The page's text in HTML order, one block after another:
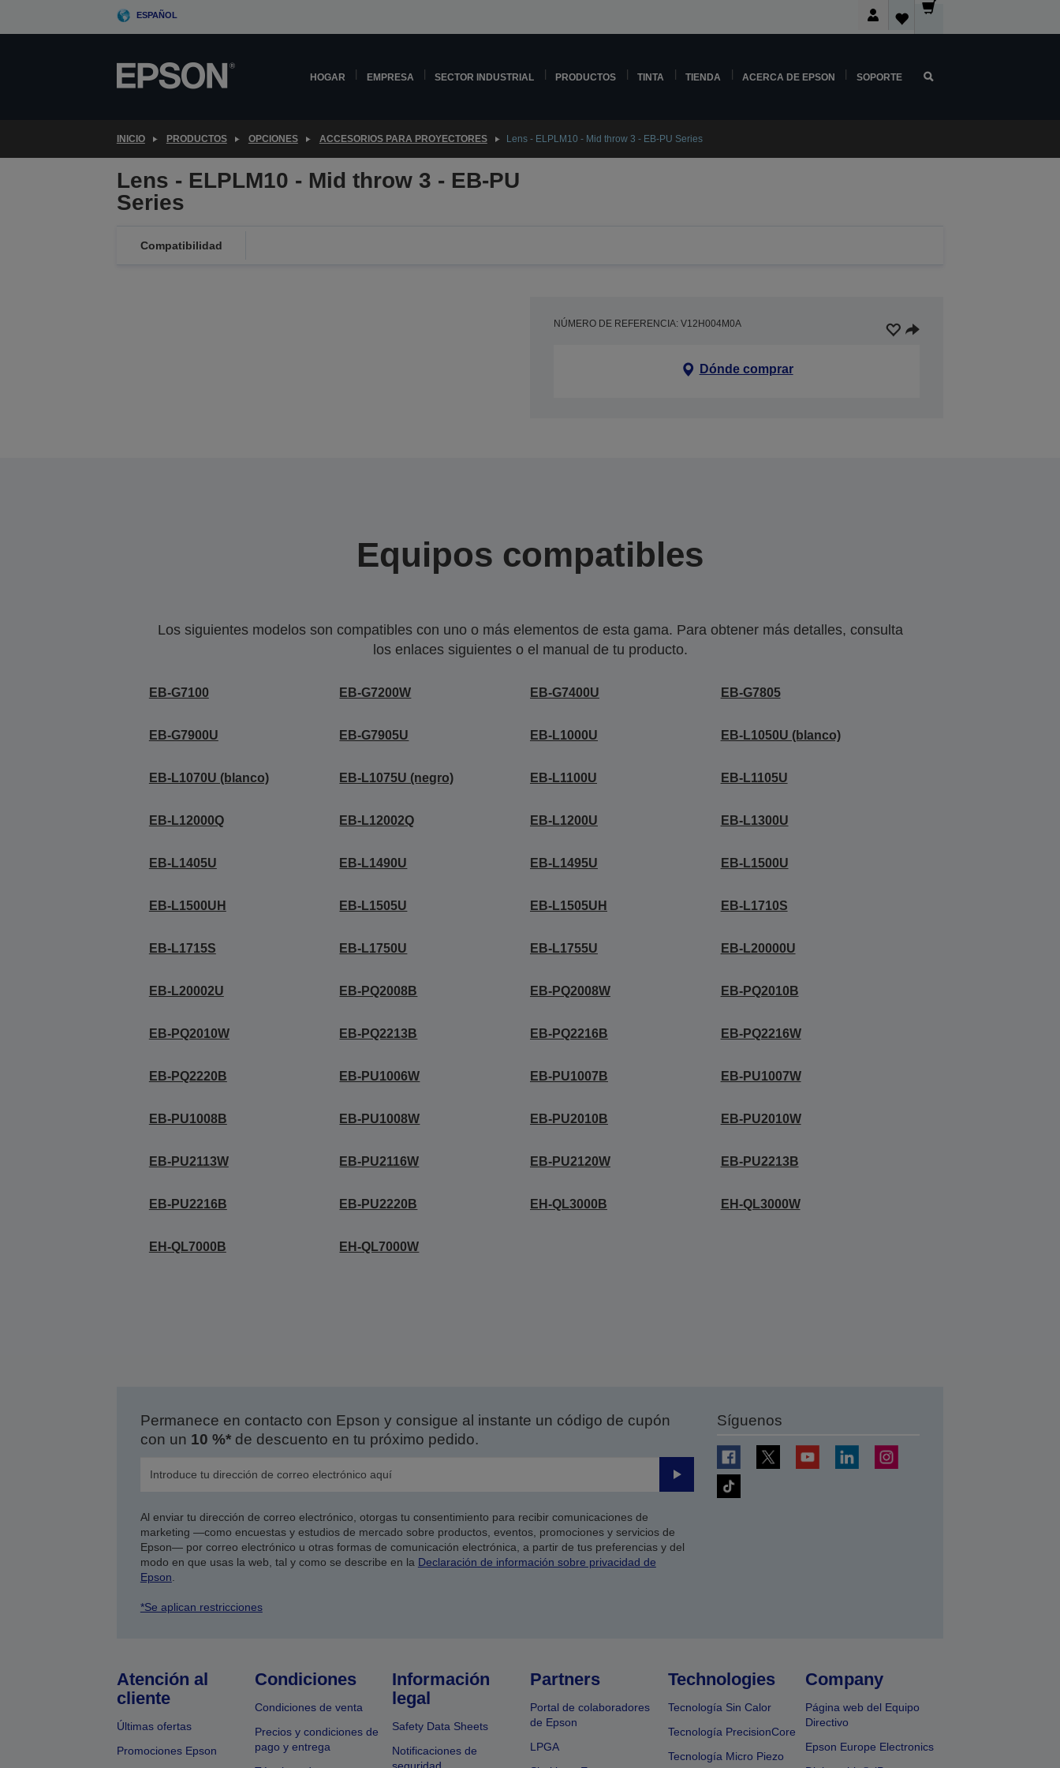
ESPAÑOL
HOGAR EMPRESA SECTOR INDUSTRIAL PRODUCTOS TINTA TIENDA ACERCA DE EPSON SOPORTE
INICIO PRODUCTOS OPCIONES ACCESORIOS PARA PROYECTORES Lens - ELPLM10 - Mid throw 3 - EB-PU Series
Lens - ELPLM10 - Mid throw 3 - EB-PU
Series
Compatibilidad
NÚMERO DE REFERENCIA: V12H004M0A
Dónde comprar
Equipos compatibles
Los siguientes modelos son compatibles con uno o más elementos de esta gama. Para obtener más detalles, consulta
los enlaces siguientes o el manual de tu producto.
EB-G7100 EB-G7200W EB-G7400U EB-G7805
EB-G7900U EB-G7905U EB-L1000U EB-L1050U (blanco)
EB-L1070U (blanco) EB-L1075U (negro) EB-L1100U EB-L1105U
EB-L12000Q EB-L12002Q EB-L1200U EB-L1300U
EB-L1405U EB-L1490U EB-L1495U EB-L1500U
EB-L1500UH EB-L1505U EB-L1505UH EB-L1710S
EB-L1715S EB-L1750U EB-L1755U EB-L20000U
EB-L20002U EB-PQ2008B EB-PQ2008W EB-PQ2010B
EB-PQ2010W EB-PQ2213B EB-PQ2216B EB-PQ2216W
EB-PQ2220B EB-PU1006W EB-PU1007B EB-PU1007W
EB-PU1008B EB-PU1008W EB-PU2010B EB-PU2010W
EB-PU2113W EB-PU2116W EB-PU2120W EB-PU2213B
EB-PU2216B EB-PU2220B EH-QL3000B EH-QL3000W
EH-QL7000B EH-QL7000W
Permanece en contacto con Epson y consigue al instante un código de cupón
con un 10 %*de descuento en tu próximo pedido.
Enviar
Al enviar tu dirección de correo electrónico, otorgas tu consentimiento para recibir comunicaciones de
marketing —como encuestas y estudios de mercado sobre productos, eventos, promociones y servicios de
Epson— por correo electrónico u otras formas de comunicación electrónica, a partir de tus preferencias y del
modo en que usas la web, tal y como se describe en la Declaración de información sobre privacidad de
Epson
*Se aplican restricciones
Síguenos
Atención al
cliente
Últimas ofertas
Promociones Epson
Condiciones
Condiciones de venta
Precios y condiciones de
pago y entrega
Información
legal
Safety Data Sheets
Notificaciones de
Partners
Portal de colaboradores
de Epson
LPGA
Technologies
Tecnología Sin Calor
Tecnología PrecisionCore
Tecnología Micro Piezo
Company
Página web del Equipo
Directivo
Epson Europe Electronics